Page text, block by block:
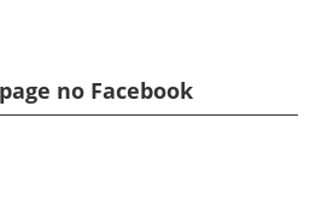
no Facebook